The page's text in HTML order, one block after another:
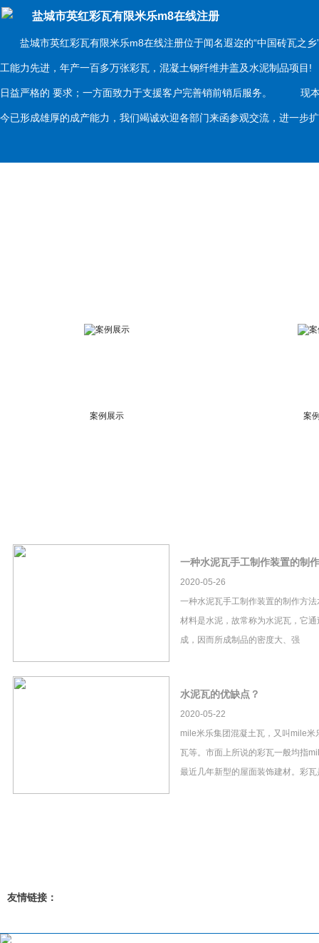
盐城市英红彩瓦有限米乐m8在线注册
盐城市英红彩瓦有限米乐m8在线注册位于闻名遐迩的“中国砖瓦之乡
工能力先进，年产一百多万张彩瓦，混凝土钢纤维井盖及水泥制品项
日益严格的 要求；一方面致力于支援客户完善销前销后服务。 现本
今已形成雄厚的成产能力，我们竭诚欢迎各部门来函参观交流，进一
案例展示 案
一种水泥瓦手工制作装置的制
2020-05-26
一种水泥瓦手工制作装置的制作方
材料是水泥，故常称为水泥瓦，它
成，因而所成制品的密度大、强
水泥瓦的优缺点？
2020-05-22
mile米乐集团混凝土瓦，又叫mile米
瓦等。市面上所说的彩瓦一般均指
最近几年新型的屋面装饰建材。彩
友情链接：